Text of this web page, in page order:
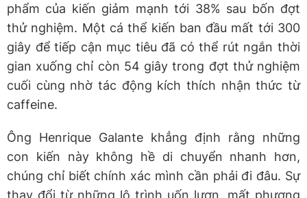
phẩm của kiến giảm mạnh tới 38% sau bốn đợt
thử nghiệm. Một cá thể kiến ban đầu mất tới 300
giây để tiếp cận mục tiêu đã có thể rút ngắn thời
gian xuống chỉ còn 54 giây trong đợt thử nghiệm
cuối cùng nhờ tác động kích thích nhận thức từ
caffeine.
Ông Henrique Galante khẳng định rằng những
con kiến này không hề di chuyển nhanh hơn,
chúng chỉ biết chính xác mình cần phải đi đâu. Sự
thay đổi từ những lộ trình uốn lượn, mất phương